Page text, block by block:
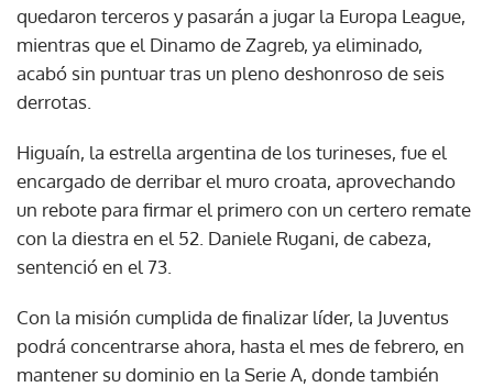
quedaron terceros y pasarán a jugar la Europa League,
mientras que el Dinamo de Zagreb, ya eliminado,
acabó sin puntuar tras un pleno deshonroso de seis
derrotas.
Higuaín, la estrella argentina de los turineses, fue el
encargado de derribar el muro croata, aprovechando
un rebote para firmar el primero con un certero remate
con la diestra en el 52. Daniele Rugani, de cabeza,
sentenció en el 73.
Con la misión cumplida de finalizar líder, la Juventus
podrá concentrarse ahora, hasta el mes de febrero, en
mantener su dominio en la Serie A, donde también